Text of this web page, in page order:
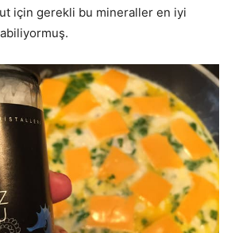
için gerekli bu mineraller en iyi